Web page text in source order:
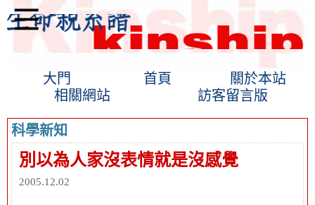
大門 首頁
關於本站
相關網站
訪客留言版
科學新知
別以為人家沒表情就是沒感覺
2005.12.02